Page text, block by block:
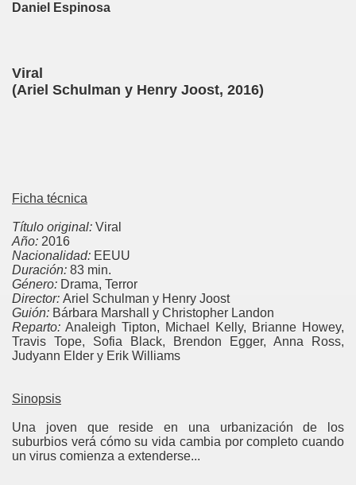
Daniel Espinosa
Viral
(Ariel Schulman y Henry Joost, 2016)
Ficha técnica
Título original: Viral
Año: 2016
Nacionalidad: EEUU
Duración: 83 min.
Género: Drama, Terror
Director: Ariel Schulman y Henry Joost
Guión: Bárbara Marshall y Christopher Landon
Reparto: Analeigh Tipton, Michael Kelly, Brianne Howey,
Travis Tope, Sofia Black, Brendon Egger, Anna Ross,
Judyann Elder y Erik Williams
Sinopsis
Una joven que reside en una urbanización de los
suburbios verá cómo su vida cambia por completo cuando
un virus comienza a extenderse...